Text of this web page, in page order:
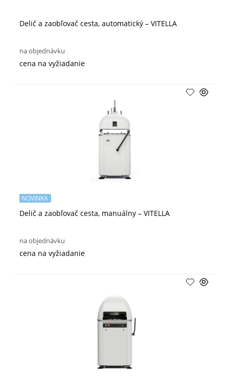
Delič a zaobľovač cesta, automatický – VITELLA
na objednávku
cena na vyžiadanie
Delič a zaobľovač cesta, manuálny – VITELLA
NOVINKA
na objednávku
cena na vyžiadanie